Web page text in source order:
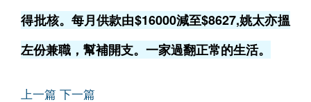
得批核。每月供款由$16000減至$8627,姚太亦搵
左份兼職，幫補開支。一家過翻正常的生活。
上一篇 下一篇